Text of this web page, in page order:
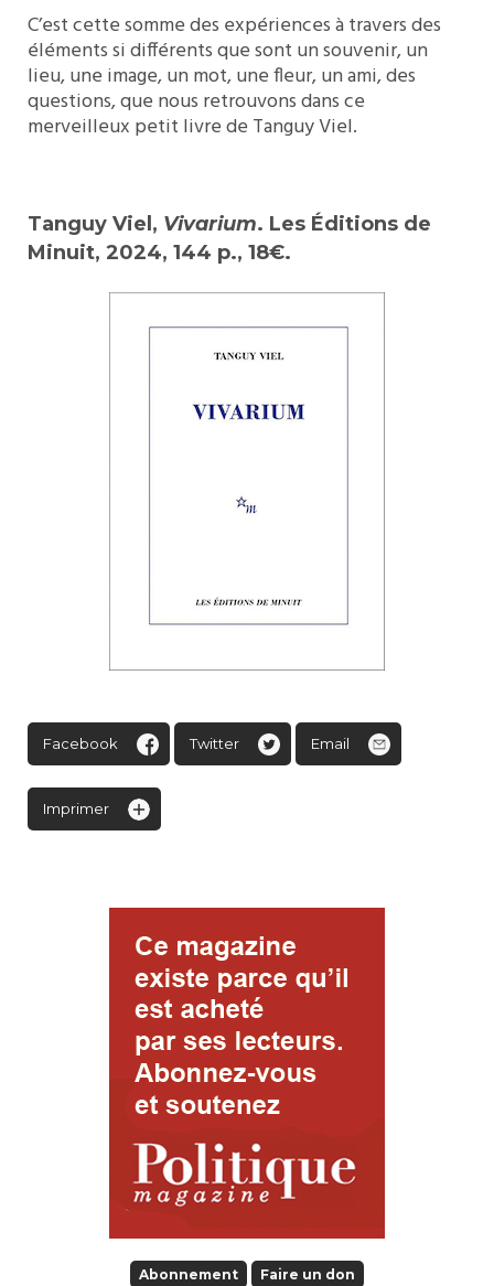
C’est cette somme des expériences à travers des
éléments si différents que sont un souvenir, un
lieu, une image, un mot, une fleur, un ami, des
questions, que nous retrouvons dans ce
merveilleux petit livre de Tanguy Viel.
Tanguy Viel, Vivarium. Les Éditions de
Minuit, 2024, 144 p., 18€.
Facebook Twitter Email
Imprimer
Abonnement Faire un don